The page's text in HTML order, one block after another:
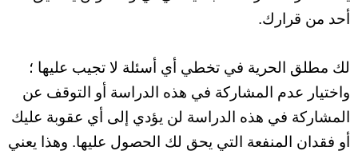
أحد من قرارك.
لك مطلق الحرية في تخطي أي أسئلة لا تجيب عليها ؛
واختيار عدم المشاركة في هذه الدراسة أو التوقف عن
المشاركة في هذه الدراسة لن يؤدي إلى أي عقوبة عليك
أو فقدان المنفعة التي يحق لك الحصول عليها. وهذا يعني